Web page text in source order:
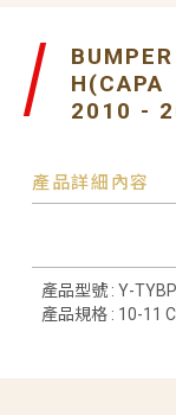
H(CAPA
2010 -
產品詳細內容
產品型號 : Y-
產品規格 : 10-11